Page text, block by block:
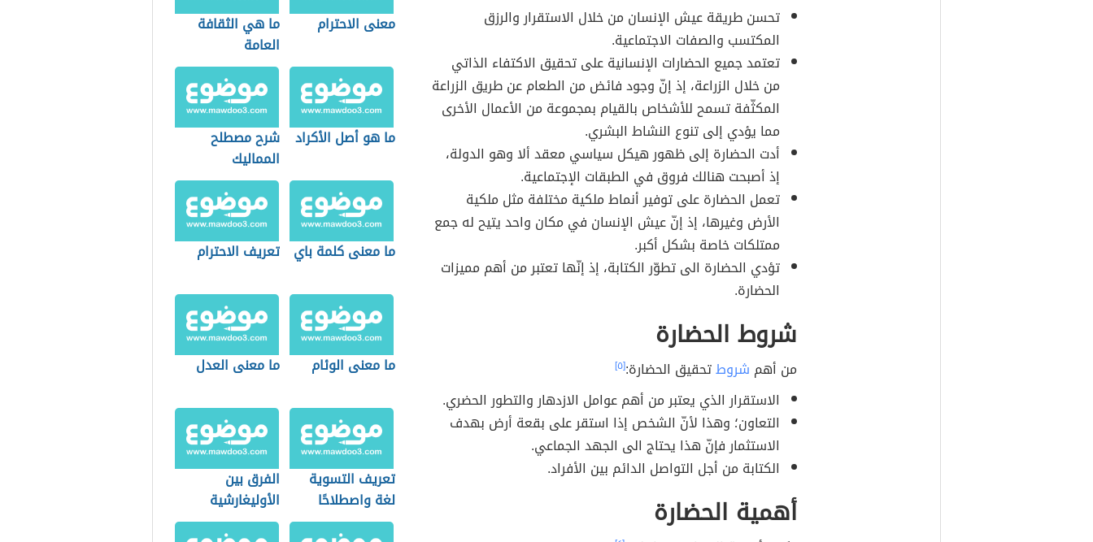
تحسن طريقة عيش الإنسان من خلال الاستقرار والرزق
المكتسب والصفات الاجتماعية.
تعتمد جميع الحضارات الإنسانية على تحقيق الاكتفاء الذاتي
من خلال الزراعة، إذ إنّ وجود فائض من الطعام عن طريق الزراعة
المكثّفة تسمح للأشخاص بالقيام بمجموعة من الأعمال الأخرى
مما يؤدي إلى تنوع النشاط البشري.
أدت الحضارة إلى ظهور هيكل سياسي معقد ألا وهو الدولة،
إذ أصبحت هنالك فروق في الطبقات الإجتماعية.
تعمل الحضارة على توفير أنماط ملكية مختلفة مثل ملكية
الأرض وغيرها، إذ إنّ عيش الإنسان في مكان واحد يتيح له جمع
ممتلكات خاصة بشكل أكبر.
تؤدي الحضارة الى تطوّر الكتابة، إذ إنّها تعتبر من أهم مميزات
الحضارة.
شروط الحضارة
من أهم شروطتحقيق الحضارة:[٥]
الاستقرار الذي يعتبر من أهم عوامل الازدهار والتطور الحضري.
التعاون؛ وهذا لأنّ الشخص إذا استقر على بقعة أرض بهدف
الاستثمار فإنّ هذا يحتاج الى الجهد الجماعي.
الكتابة من أجل التواصل الدائم بين الأفراد.
أهمية الحضارة
معنى الاحترام
ما هي الثقافة
العامة
ما هو أصل الأكراد
شرح مصطلح
المماليك
ما معنى كلمة باي تعريف الاحترام
ما معنى الوئام ما معنى العدل
تعريف التسوية
لغة واصطلاحًا
الفرق بين
الأوليغارشية
والأرستقراطية